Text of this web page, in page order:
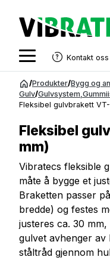
innhold
Kontakt oss
/Produkter/Bygg og
Gulv/Gulvsystem
Fleksibel gulvbrakett VT-
Fleksibel
mm)
Vibratecs fleksible
måte å bygge et
Braketten passer
bredde) og festes
justeres ca. 30
gulvet avhenger av
ståltråd gjennom